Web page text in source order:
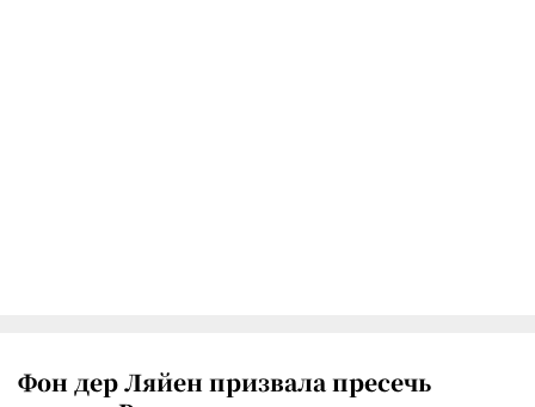
Фон дер Ляйен призвала пресечь